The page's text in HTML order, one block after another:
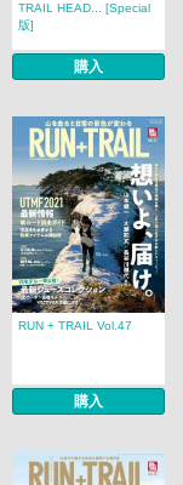
TRAIL HEAD... [Special
版]
購入
RUN + TRAIL Vol.47
購入